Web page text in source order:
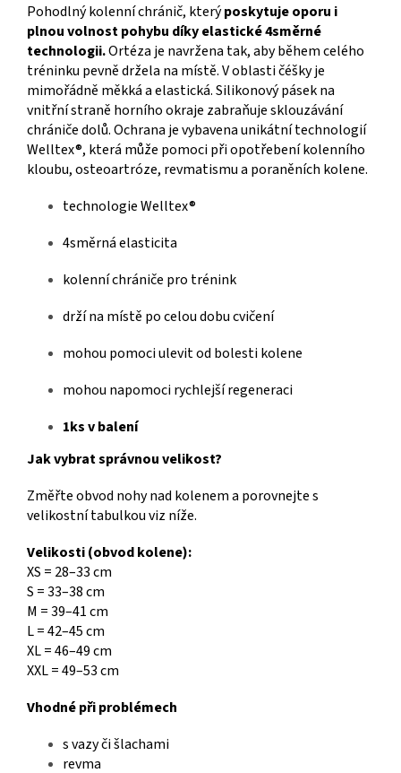
Pohodlný kolenní chránič, kterýposkytuje oporu i
plnou volnost pohybu díky elastické 4směrné
technologii.Ortéza je navržena tak, aby během celého
tréninku pevně držela na místě. V oblasti čéšky je
mimořádně měkká a elastická. Silikonový pásek na
vnitřní straně horního okraje zabraňuje sklouzávání
chrániče dolů. Ochrana je vybavena unikátní technologií
Welltex®, která může pomoci při opotřebení kolenního
kloubu, osteoartróze, revmatismu a poraněních kolene.
technologie Welltex®
4směrná elasticita
kolenní chrániče pro trénink
drží na místě po celou dobu cvičení
mohou pomoci ulevit od bolesti kolene
mohou napomoci rychlejší regeneraci
1ks v balení
Jak vybrat správnou velikost?
Změřte obvod nohy nad kolenem a porovnejte s
velikostní tabulkou viz níže.
Velikosti (obvod kolene):
XS = 28–33 cm
S = 33–38 cm
M = 39–41 cm
L = 42–45 cm
XL = 46–49 cm
XXL = 49–53 cm
Vhodné při problémech
s vazy či šlachami
revma